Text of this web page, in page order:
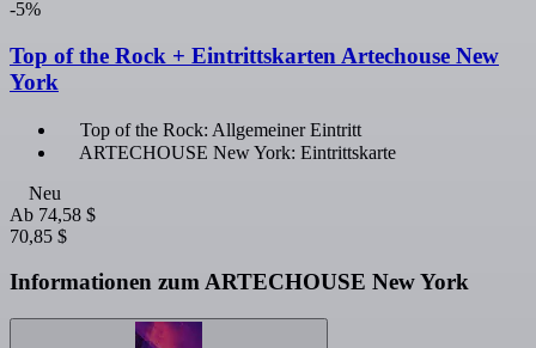
-5%
Top of the Rock + Eintrittskarten Artechouse New
York
Top of the Rock: Allgemeiner Eintritt
ARTECHOUSE New York: Eintrittskarte
Neu
Ab 74,58 $
70,85 $
Informationen zum ARTECHOUSE New York